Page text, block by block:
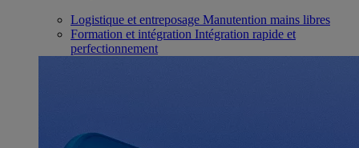
Logistique et entreposage Manutention mains libres
Formation et intégration Intégration rapide et
perfectionnement